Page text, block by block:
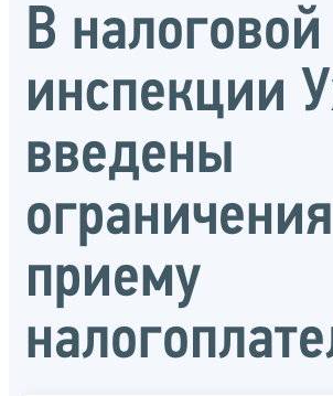
В налоговой
инспекции
введены
приему